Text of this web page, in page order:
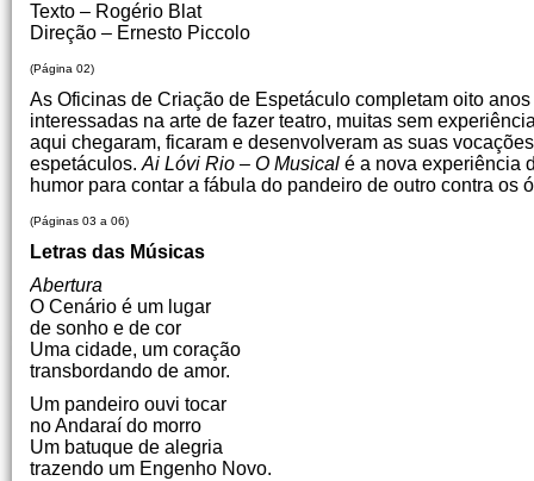
Texto – Rogério Blat
Direção – Ernesto Piccolo
(Página 02)
As Oficinas de Criação de Espetáculo completam oito
interessadas na arte de fazer teatro, muitas sem
aqui chegaram, ficaram e desenvolveram as suas
espetáculos. Ai Lóvi Rio – O Musical é a nova experiência
humor para contar a fábula do pandeiro de outro contra os
(Páginas 03 a 06)
Letras das Músicas
Abertura
O Cenário é um lugar
de sonho e de cor
Uma cidade, um coração
transbordando de amor.
Um pandeiro ouvi tocar
no Andaraí do morro
Um batuque de alegria
trazendo um Engenho Novo.